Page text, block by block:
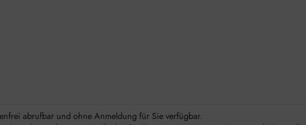
abrufbar und ohne Anmeldung für Sie verfügbar.